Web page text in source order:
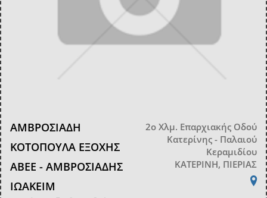
ΑΜΒΡΟΣΙΑΔΗ
ΚΟΤΟΠΟΥΛΑ ΕΞΟΧΗΣ
ΑΒΕΕ - ΑΜΒΡΟΣΙΑΔΗΣ
ΙΩΑΚΕΙΜ
2ο Χλμ. Επαρχιακής Οδού
Κατερίνης - Παλαιού
Κεραμιδίου
ΚΑΤΕΡΙΝΗ, ΠΙΕΡΙΑΣ